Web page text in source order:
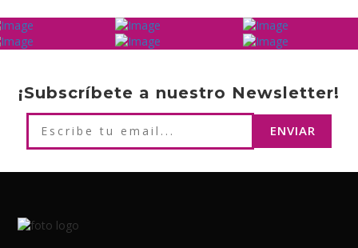
¡Subscríbete a nuestro Newsletter!